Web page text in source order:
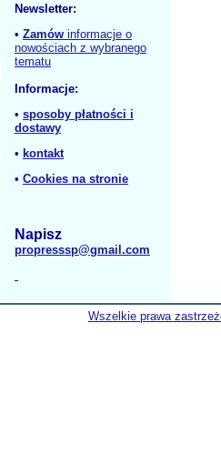
Newsletter:
• Zamów informacje o
nowościach z wybranego
tematu
Informacje:
• sposoby płatności i
dostawy
• kontakt
• Cookies na stronie
Napisz
propresssp@gmail.com
Wszelkie prawa